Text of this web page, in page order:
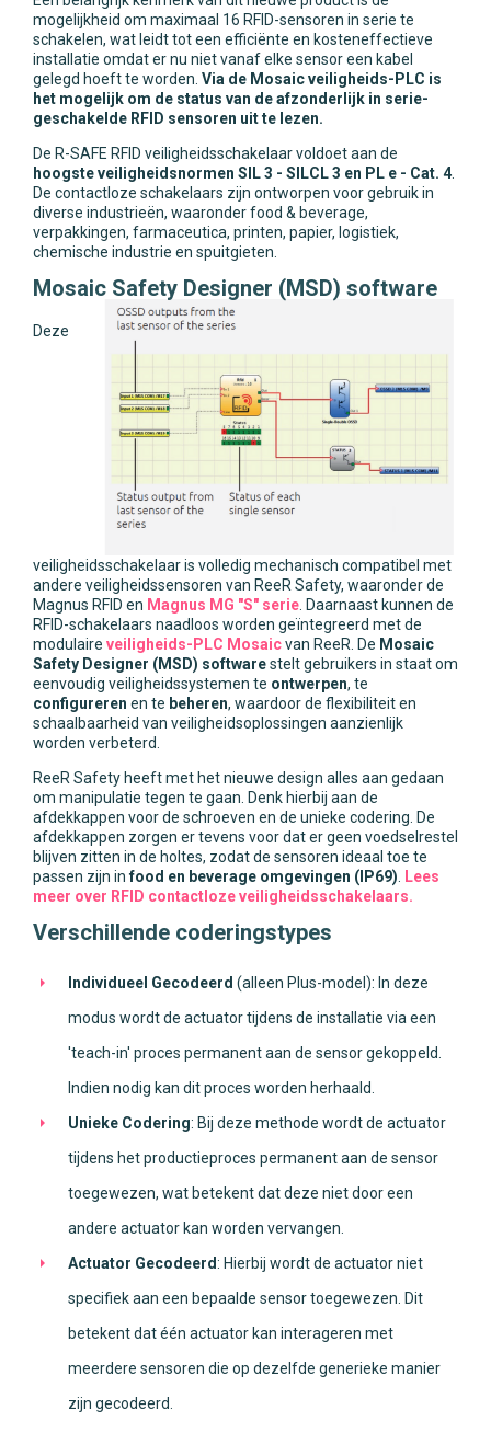
mogelijkheid om maximaal 16 RFID-sensoren in serie te
schakelen, wat leidt tot een efficiënte en kosteneffectieve
installatie omdat er nu niet vanaf elke sensor een kabel
gelegd hoeft te worden. Via de Mosaic veiligheids-PLC is
het mogelijk om de status van de afzonderlijk in serie-
geschakelde RFID sensoren uit te lezen.
De R-SAFE RFID veiligheidsschakelaar voldoet aan de
hoogste veiligheidsnormen SIL 3 - SILCL 3 en PL e - Cat. 4
De contactloze schakelaars zijn ontworpen voor gebruik in
diverse industrieën, waaronder food & beverage,
verpakkingen, farmaceutica, printen, papier, logistiek,
chemische industrie en spuitgieten.
Mosaic Safety Designer (MSD) software
Deze
veiligheidsschakelaar is volledig mechanisch compatibel met
andere veiligheidssensoren van ReeR Safety, waaronder de
Magnus RFID en Magnus MG "S" serie . Daarnaast kunnen de
RFID-schakelaars naadloos worden geïntegreerd met de
modulaire veiligheids-PLC Mosaicvan ReeR. De Mosaic
Safety Designer (MSD) softwarestelt gebruikers in staat om
eenvoudig veiligheidssystemen te ontwerpen, te
configureren en te beheren, waardoor de flexibiliteit en
schaalbaarheid van veiligheidsoplossingen aanzienlijk
worden verbeterd.
ReeR Safety heeft met het nieuwe design alles aan gedaan
om manipulatie tegen te gaan. Denk hierbij aan de
afdekkappen voor de schroeven en de unieke codering. De
afdekkappen zorgen er tevens voor dat er geen voedselrestel
blijven zitten in de holtes, zodat de sensoren ideaal toe te
passen zijn infood en beverage omgevingen (IP69)
Lees
meer over RFID contactloze veiligheidsschakelaars.
Verschillende coderingstypes
Individueel Gecodeerd (alleen Plus-model): In deze
modus wordt de actuator tijdens de installatie via een
'teach-in' proces permanent aan de sensor gekoppeld.
Indien nodig kan dit proces worden herhaald.
Unieke Codering: Bij deze methode wordt de actuator
tijdens het productieproces permanent aan de sensor
toegewezen, wat betekent dat deze niet door een
andere actuator kan worden vervangen.
Actuator Gecodeerd: Hierbij wordt de actuator niet
specifiek aan een bepaalde sensor toegewezen. Dit
betekent dat één actuator kan interageren met
meerdere sensoren die op dezelfde generieke manier
zijn gecodeerd.